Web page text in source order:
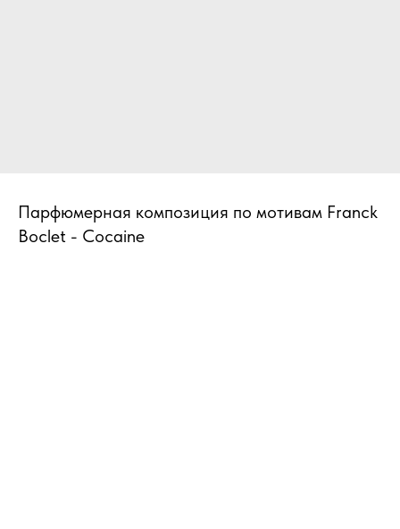
Парфюмерная композиция по мотивам Franck
Boclet - Cocaine